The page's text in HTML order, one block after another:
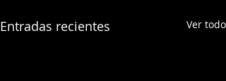
Entradas recientes Ver todo